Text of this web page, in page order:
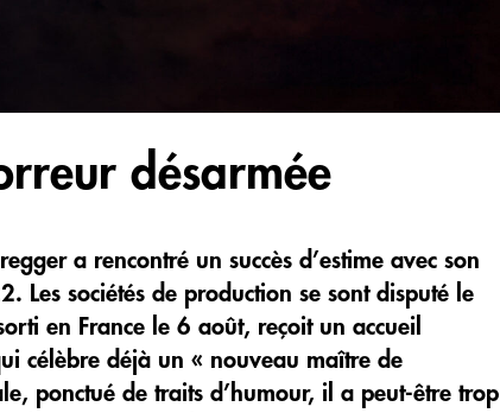
désarmée
a rencontré un succès d’estime avec son
Les sociétés de production se sont disputé le
en France le 6 août, reçoit un accueil
célèbre déjà un « nouveau maître de
ponctué de traits d’humour, il a peut-être trop